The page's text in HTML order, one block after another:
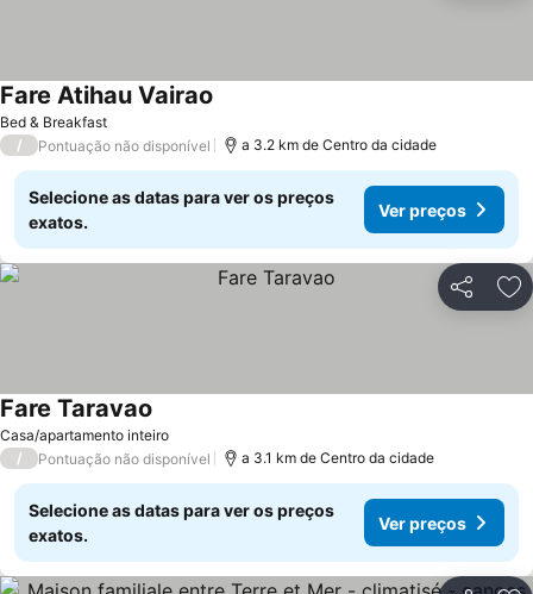
Bed & Breakfast
Fare Atihau Vairao
/ Pontuação não disponível a 3.2 km de Centro da cidade
Selecione as datas para ver os preços
exatos.
Ver preços
Partilhar
Casa/apartamento inteiro
Fare Taravao
/ Pontuação não disponível a 3.1 km de Centro da cidade
Selecione as datas para ver os preços
exatos.
Ver preços